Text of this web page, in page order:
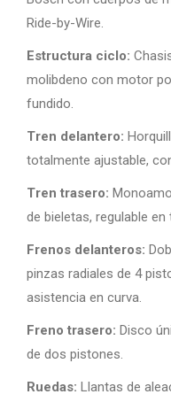
Ride-by-Wire.
Estructura ciclo:
molibdeno con motor
fundido.
Tren delantero:
totalmente ajustable,
Tren trasero:
de bieletas, regulable
Frenos delanteros:
pinzas radiales de 4
asistencia en curva.
Freno trasero: Disco
de dos pistones.
Ruedas: Llantas de